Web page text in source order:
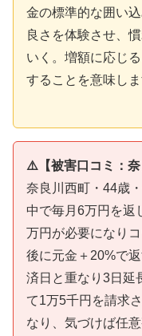
金の標準的な囲い
良さを体験させ、
いく。増額に応じ
することを意味しま
⚠️【被害口コミ：奈
奈良川西町・44歳
中で毎月6万円を返
万円が必要になり
後に元金＋20%で
済日と重なり3日延
て1万5千円を請求
なり、気づけば任